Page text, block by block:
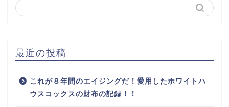
最近の投稿
これが８年間のエイジングだ！愛用したホワイトハ
ウスコックスの財布の記録！！